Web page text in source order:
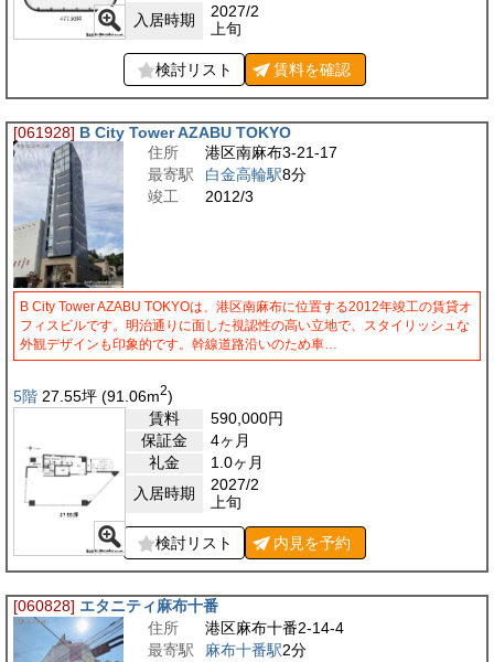
入居時期
2027/2
上旬
検討リスト 賃料を確認
[061928] B City Tower AZABU TOKYO
住所
港区南麻布3-21-17
最寄駅
白金高輪駅8分
竣工
2012/3
B City Tower AZABU TOKYOは、港区南麻布に位置する2012年竣工の賃貸オ
フィスビルです。明治通りに面した視認性の高い立地で、スタイリッシュな
外観デザインも印象的です。幹線道路沿いのため車…
5階 27.55坪 (91.06m2)
賃料
590,000円
保証金
4ヶ月
礼金
1.0ヶ月
入居時期
2027/2
上旬
検討リスト 内見を予約
[060828] エタニティ麻布十番
住所
港区麻布十番2-14-4
最寄駅
麻布十番駅2分